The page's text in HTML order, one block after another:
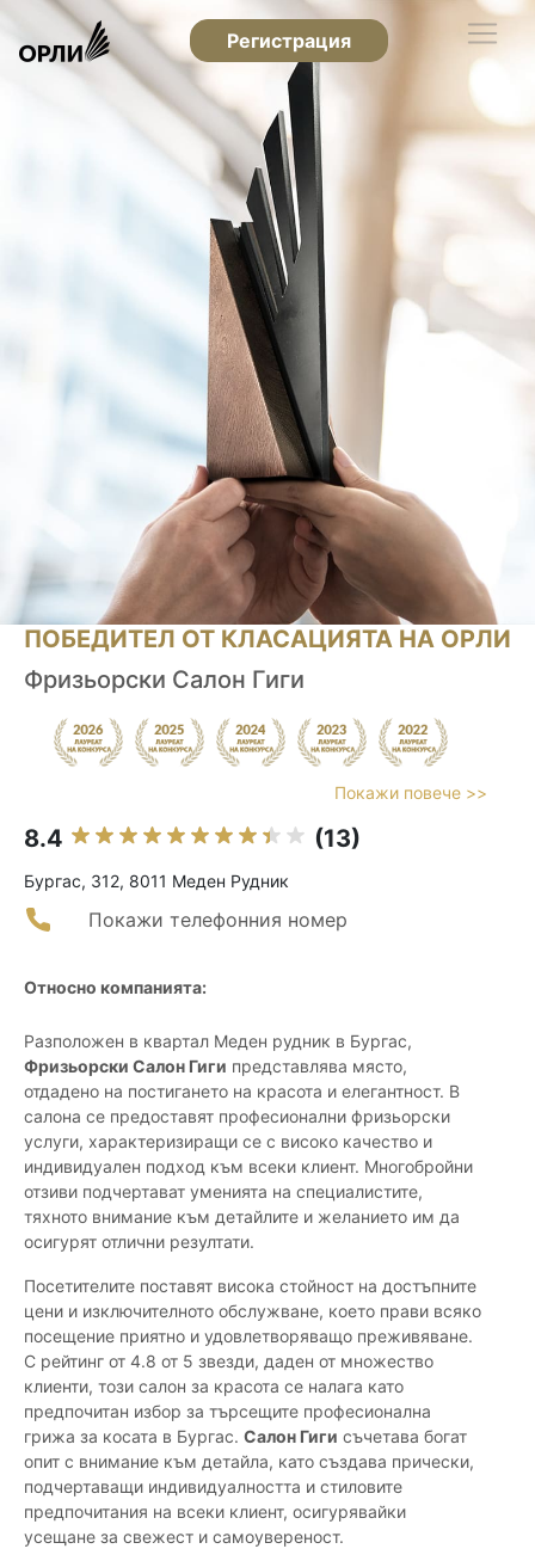
Регистрация
ПОБЕДИТЕЛ ОТ КЛАСАЦИЯТА НА ОРЛИ
Фризьорски Салон Гиги
Покажи повече >>
8.4 (13)
Бургас, 312, 8011 Меден Рудник
Покажи телефонния номер
Относно компанията:
Разположен в квартал Меден рудник в Бургас,
Фризьорски Салон Гиги представлява място,
отдадено на постигането на красота и елегантност. В
салона се предоставят професионални фризьорски
услуги, характеризиращи се с високо качество и
индивидуален подход към всеки клиент. Многобройни
отзиви подчертават уменията на специалистите,
тяхното внимание към детайлите и желанието им да
осигурят отлични резултати.
Посетителите поставят висока стойност на достъпните
цени и изключителното обслужване, което прави всяко
посещение приятно и удовлетворяващо преживяване.
С рейтинг от 4.8 от 5 звезди, даден от множество
клиенти, този салон за красота се налага като
предпочитан избор за търсещите професионална
грижа за косата в Бургас. Салон Гиги съчетава богат
опит с внимание към детайла, като създава прически,
подчертаващи индивидуалността и стиловите
предпочитания на всеки клиент, осигурявайки
усещане за свежест и самоувереност.